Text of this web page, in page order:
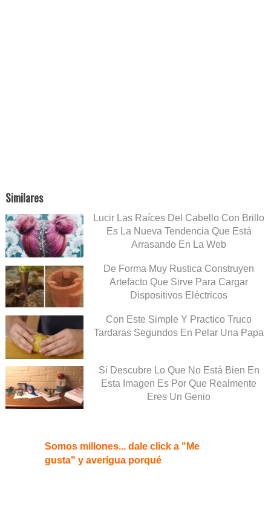
Similares
Lucir Las Raíces Del Cabello Con Brillo
Es La Nueva Tendencia Que Está
Arrasando En La Web
De Forma Muy Rustica Construyen
Artefacto Que Sirve Para Cargar
Dispositivos Eléctricos
Con Este Simple Y Practico Truco
Tardaras Segundos En Pelar Una Papa
Si Descubre Lo Que No Está Bien En
Esta Imagen Es Por Que Realmente
Eres Un Genio
Somos millones... dale click a "Me
gusta" y averigua porqué